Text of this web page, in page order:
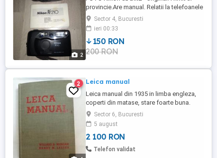
2
provincie.Are manual. Relatii la telefoanele
din POZA. Se trimite prin Posta Romana.
Plata ramburs prin Posta Romana. Am 2
bucati.Bucuresti. Pretul este pentru UNA
bucata = 150 lei NEGOCIABIL. Suna la
numar din POZA.
Sector 4, Bucuresti
ieri 00:33
150 RON
200 RON
2 Leica manual
Leica manual din 1935 in limba engleza,
coperti din matase, stare foarte buna.
Prezinta aparatele foto Leica din 1935.
Sector 6, Bucuresti
5 august
2 100 RON
Telefon validat